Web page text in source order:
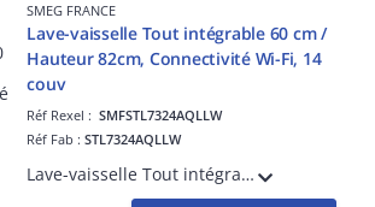
SMEG FRANCE
Lave-vaisselle Tout intégrable 60 cm /
Hauteur 82cm, Connectivité Wi-Fi, 14
couv
Réf Rexel :SMFSTL7324AQLLW
Réf Fab :STL7324AQLLW
Lave-vaisselle Tout intégrable 60 cm / Hauteur 82cm, Connectivité Wi-Fi, 14 couverts, 3 paniers dont tiroir couverts FlexiDuo, Bras de lavage Planétaire, Bandeau de commandes tactile noir, 7 températures et 12+2 programmes, Système de sécur